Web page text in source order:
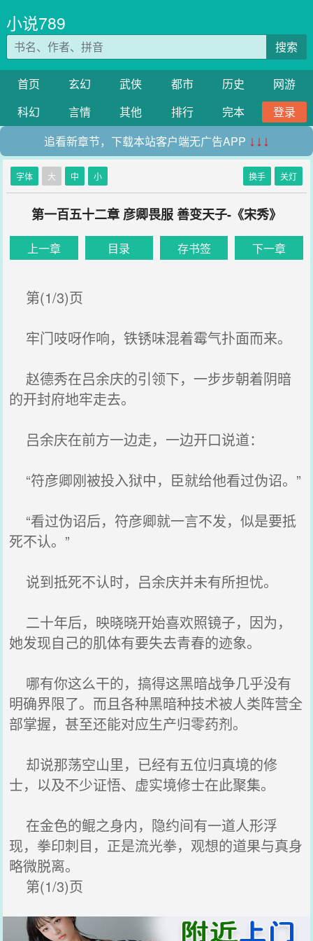
小说789
搜索
首页 玄幻 武侠 都市 历史
网游
科幻
言情 其他 排行 完本
登录
追看新章节，下载本站客户端无广告APP ↓↓↓
字体 大 中 小 换手 关灯
第一百五十二章 彦卿畏服 善变天子-《宋秀》
上一章 目录 存书签 下一章
第(1/3)页
牢门吱呀作响，铁锈味混着霉气扑面而来。
赵德秀在吕余庆的引领下，一步步朝着阴暗
的开封府地牢走去。
吕余庆在前方一边走，一边开口说道：
“符彦卿刚被投入狱中，臣就给他看过伪诏。”
“看过伪诏后，符彦卿就一言不发，似是要抵
死不认。”
说到抵死不认时，吕余庆并未有所担忧。
二十年后，映晓晓开始喜欢照镜子，因为，
她发现自己的肌体有要失去青春的迹象。
哪有你这么干的，搞得这黑暗战争几乎没有
明确界限了。而且各种黑暗种技术被人类阵营全
部掌握，甚至还能对应生产归零药剂。
却说那荡空山里，已经有五位归真境的修
士，以及不少证悟、虚实境修士在此聚集。
在金色的鲲之身内，隐约间有一道人形浮
现，拳印刺目，正是流光拳，观想的道果与真身
略微脱离。
第(1/3)页